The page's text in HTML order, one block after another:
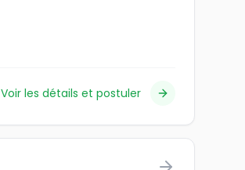
Voir les détails et postuler